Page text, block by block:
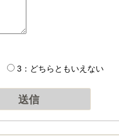
3：どちらともいえない